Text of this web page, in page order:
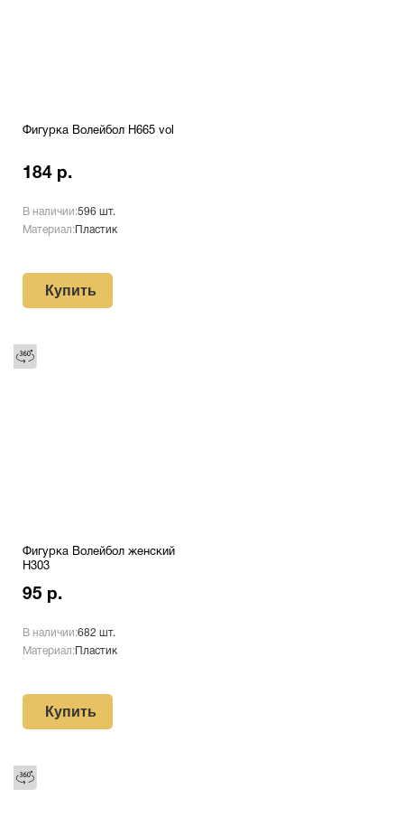
Фигурка Волейбол H665 vol
184 р.
В наличии:596 шт.
Материал: Пластик
Купить
Фигурка Волейбол женский
H303
95 р.
В наличии:682 шт.
Материал: Пластик
Купить